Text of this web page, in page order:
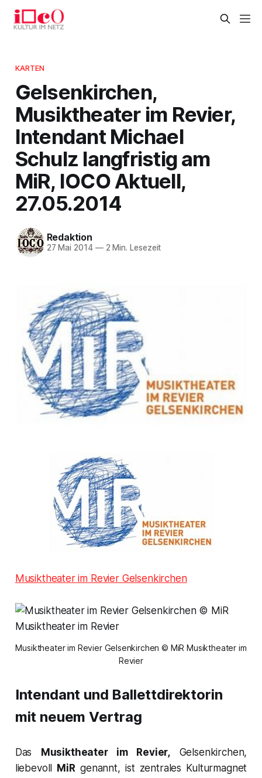
KARTEN
Gelsenkirchen,
Musiktheater im Revier,
Intendant Michael
Schulz langfristig am
MiR, IOCO Aktuell,
27.05.2014
Redaktion
27 Mai 2014 —2 Min. Lesezeit
Musiktheater im Revier Gelsenkirchen
Musiktheater im Revier Gelsenkirchen © MiR Musiktheater im
Revier
Intendant und Ballettdirektorin
mit neuem Vertrag
Das Musiktheater im Revier, Gelsenkirchen,
liebevoll MiR genannt, ist zentrales Kulturmagnet